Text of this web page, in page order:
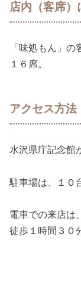
店内（客席）
「味処もん」
１６席。
アクセス方法
水沢県庁記念館
駐車場は、１０
電車での来店は
徒歩１時間３０